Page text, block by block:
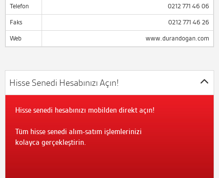
Telefon 0212 771 46 06
Faks 0212 771 46 26
Web www.durandogan.com
Hisse Senedi Hesabınızı Açın!
Hisse senedi hesabınızı mobilden direkt açın!
Tüm hisse senedi alım-satım işlemlerinizi
kolayca gerçekleştirin.